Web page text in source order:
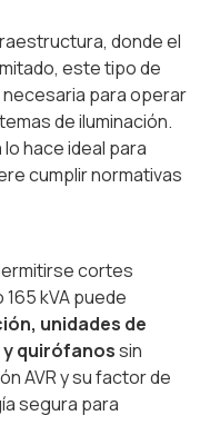
donde el
este tipo de
para operar
de iluminación.
lo hace ideal para
cumplir normativas
cortes
kVA puede
unidades de
quirófanossin
AVR y su factor de
segura para